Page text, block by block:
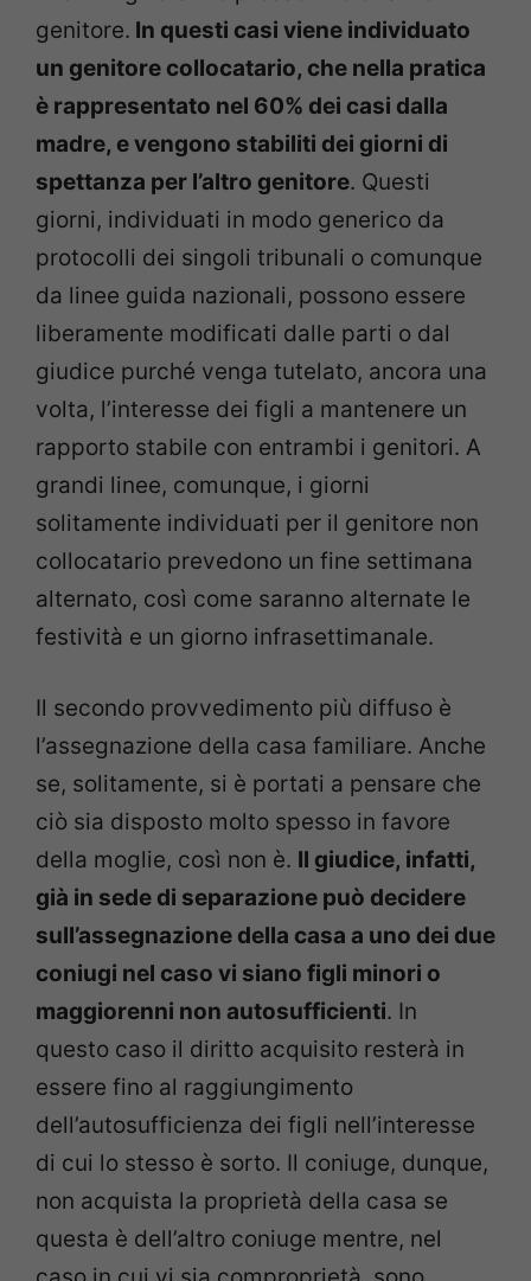
genitore. In questi casi viene individuato
un genitore collocatario, che nella pratica
è rappresentato nel 60% dei casi dalla
madre, e vengono stabiliti dei giorni di
spettanza per l’altro genitore. Questi
giorni, individuati in modo generico da
protocolli dei singoli tribunali o comunque
da linee guida nazionali, possono essere
liberamente modificati dalle parti o dal
giudice purché venga tutelato, ancora una
volta, l’interesse dei figli a mantenere un
rapporto stabile con entrambi i genitori. A
grandi linee, comunque, i giorni
solitamente individuati per il genitore non
collocatario prevedono un fine settimana
alternato, così come saranno alternate le
festività e un giorno infrasettimanale.
Il secondo provvedimento più diffuso è
l’assegnazione della casa familiare. Anche
se, solitamente, si è portati a pensare che
ciò sia disposto molto spesso in favore
della moglie, così non è. Il giudice, infatti,
già in sede di separazione può decidere
sull’assegnazione della casa a uno dei due
coniugi nel caso vi siano figli minori o
maggiorenni non autosufficienti. In
questo caso il diritto acquisito resterà in
essere fino al raggiungimento
dell’autosufficienza dei figli nell’interesse
di cui lo stesso è sorto. Il coniuge, dunque,
non acquista la proprietà della casa se
questa è dell’altro coniuge mentre, nel